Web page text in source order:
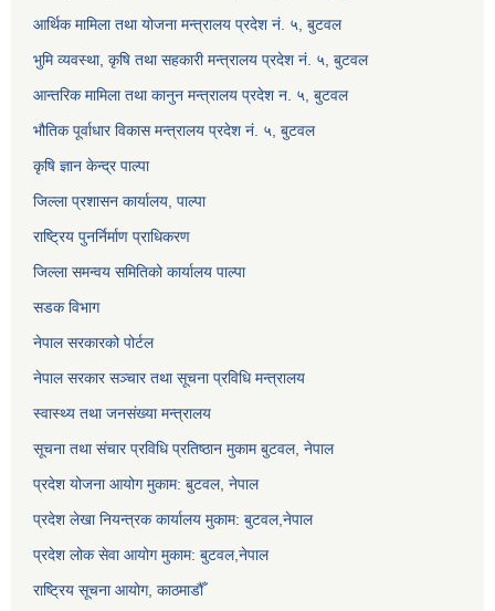
आर्थिक मामिला तथा योजना मन्त्रालय प्रदेश नं. ५, बुटवल
भुमि व्यवस्था, कृषि तथा सहकारी मन्त्रालय प्रदेश नं. ५, बुटवल
आन्तरिक मामिला तथा कानुन मन्त्रालय प्रदेश न. ५, बुटवल
भौतिक पूर्वाधार विकास मन्त्रालय प्रदेश नं. ५, बुटवल
कृषि ज्ञान केन्द्र पाल्पा
जिल्ला प्रशासन कार्यालय, पाल्पा
राष्ट्रिय पुनर्निर्माण प्राधिकरण
जिल्ला समन्वय समितिको कार्यालय पाल्पा
सडक विभाग
नेपाल सरकारको पोर्टल
नेपाल सरकार सञ्‍चार तथा सूचना प्रविधि मन्त्रालय
स्वास्थ्य तथा जनसंख्या मन्त्रालय
सूचना तथा संचार प्रविधि प्रतिष्ठान मुकाम बुटवल, नेपाल
प्रदेश योजना आयोग मुकाम: बुटवल, नेपाल
प्रदेश लेखा नियन्त्रक कार्यालय मुकाम: बुटवल,नेपाल
प्रदेश लोक सेवा आयोग मुकाम: बुटवल,नेपाल
राष्ट्रिय सूचना आयोग, काठमाडौँ